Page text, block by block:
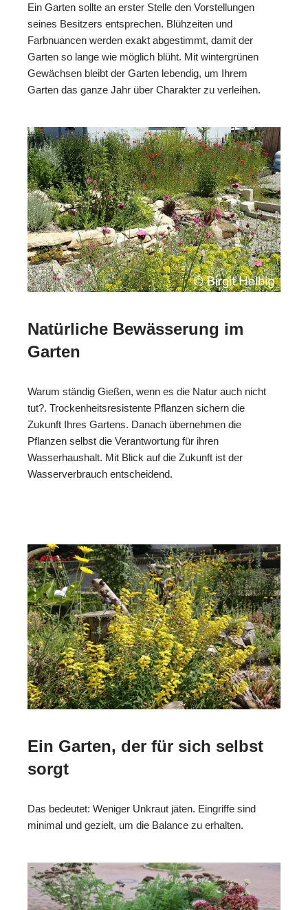
Ein Garten sollte an erster Stelle den Vorstellungen
seines Besitzers entsprechen. Blühzeiten und
Farbnuancen werden exakt abgestimmt, damit der
Garten so lange wie möglich blüht. Mit wintergrünen
Gewächsen bleibt der Garten lebendig, um Ihrem
Garten das ganze Jahr über Charakter zu verleihen.
Natürliche Bewässerung im
Garten
Warum ständig Gießen, wenn es die Natur auch nicht
tut?. Trockenheitsresistente Pflanzen sichern die
Zukunft Ihres Gartens. Danach übernehmen die
Pflanzen selbst die Verantwortung für ihren
Wasserhaushalt. Mit Blick auf die Zukunft ist der
Wasserverbrauch entscheidend.
Ein Garten, der für sich selbst
sorgt
Das bedeutet: Weniger Unkraut jäten. Eingriffe sind
minimal und gezielt, um die Balance zu erhalten.